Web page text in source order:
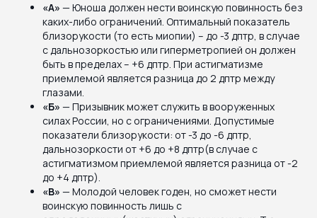
«А» — Юноша должен нести воинскую повинность без
каких-либо ограничений. Оптимальный показатель
близорукости (то есть миопии) – до -3 дптр, в случае
с дальнозоркостью или гиперметропией он должен
быть в пределах – +6 дптр. При астигматизме
приемлемой является разница до 2 дптр между
глазами.
«Б» — Призывник может служить в вооруженных
силах России, но с ограничениями. Допустимые
показатели близорукости: от -3 до -6 дптр,
дальнозоркости от +6 до +8 дптр(в случае с
астигматизмом приемлемой является разница от -2
до +4 дптр).
«В» — Молодой человек годен, но сможет нести
воинскую повинность лишь с